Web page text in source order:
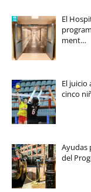
El
ment…
El
cinco
Ayudas
del